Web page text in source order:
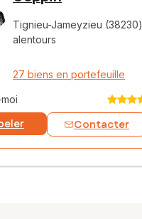
Tignieu-Jameyzieu (38230)
alentours
27 biens en portefeuille
Contacter